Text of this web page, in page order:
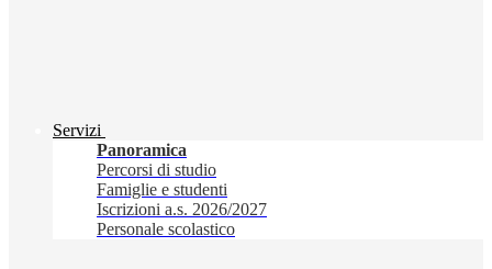
Servizi
Panoramica
Percorsi di studio
Famiglie e studenti
Iscrizioni a.s. 2026/2027
Personale scolastico